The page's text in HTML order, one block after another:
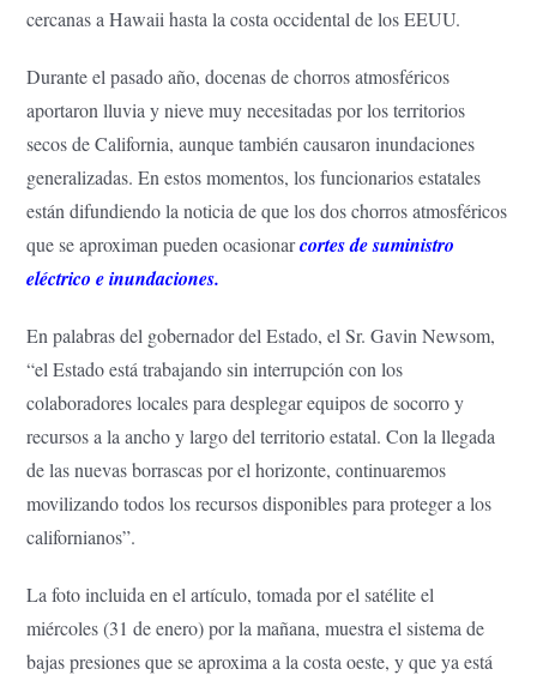
cercanas a Hawaii hasta la costa occidental de los EEUU.
Durante el pasado año, docenas de chorros atmosféricos
aportaron lluvia y nieve muy necesitadas por los territorios
secos de California, aunque también causaron inundaciones
generalizadas. En estos momentos, los funcionarios estatales
están difundiendo la noticia de que los dos chorros atmosféricos
que se aproximan pueden ocasionarcortes de suministro
eléctrico e inundaciones.
En palabras del gobernador del Estado, el Sr. Gavin Newsom,
“el Estado está trabajando sin interrupción con los
colaboradores locales para desplegar equipos de socorro y
recursos a la ancho y largo del territorio estatal. Con la llegada
de las nuevas borrascas por el horizonte, continuaremos
movilizando todos los recursos disponibles para proteger a los
californianos”.
La foto incluida en el artículo, tomada por el satélite el
miércoles (31 de enero) por la mañana, muestra el sistema de
bajas presiones que se aproxima a la costa oeste, y que ya está